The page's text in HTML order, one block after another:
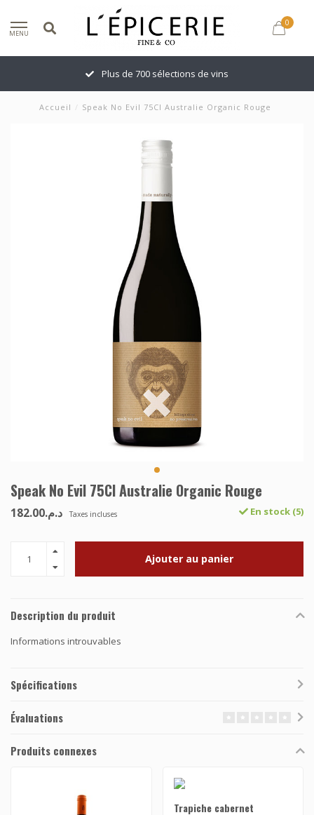
MENU
0
Plus de 700 sélections de vins
Accueil / Speak No Evil 75Cl Australie Organic Rouge
Speak No Evil 75Cl Australie Organic Rouge
د.م.182.00 Taxes incluses En stock (5)
Ajouter au panier
Description du produit
Informations introuvables
Spécifications
Évaluations
Produits connexes
Trapiche cabernet